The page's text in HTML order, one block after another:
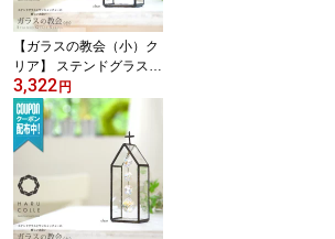
【ガラスの教会（小）ク
リア】 ステンドグラス
サンキャッチャー インテ
リア 置物 置き型 スタン
ド 小物 デスク 玄関 北欧
雑貨 北欧雑貨 プレシオ
サ クリスタル 風水 開運
おしゃれ かわいい 誕生
日 プレゼント ギフト 教
会
3,322 円